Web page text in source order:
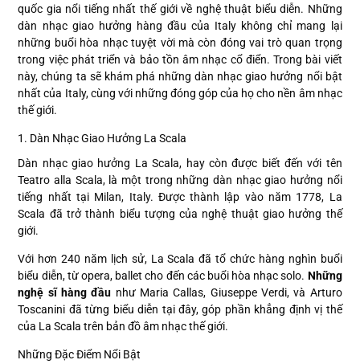
quốc gia nổi tiếng nhất thế giới về nghệ thuật biểu diễn. Những
dàn nhạc giao hưởng hàng đầu của Italy không chỉ mang lại
những buổi hòa nhạc tuyệt vời mà còn đóng vai trò quan trọng
trong việc phát triển và bảo tồn âm nhạc cổ điển. Trong bài viết
này, chúng ta sẽ khám phá những dàn nhạc giao hưởng nổi bật
nhất của Italy, cùng với những đóng góp của họ cho nền âm nhạc
thế giới.
1. Dàn Nhạc Giao Hưởng La Scala
Dàn nhạc giao hưởng La Scala, hay còn được biết đến với tên
Teatro alla Scala, là một trong những dàn nhạc giao hưởng nổi
tiếng nhất tại Milan, Italy. Được thành lập vào năm 1778, La
Scala đã trở thành biểu tượng của nghệ thuật giao hưởng thế
giới.
Với hơn 240 năm lịch sử, La Scala đã tổ chức hàng nghìn buổi
biểu diễn, từ opera, ballet cho đến các buổi hòa nhạc solo. Những
nghệ sĩ hàng đầu như Maria Callas, Giuseppe Verdi, và Arturo
Toscanini đã từng biểu diễn tại đây, góp phần khẳng định vị thế
của La Scala trên bản đồ âm nhạc thế giới.
Những Đặc Điểm Nổi Bật